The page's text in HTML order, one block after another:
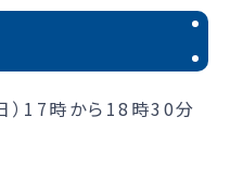
）17時から18時30分